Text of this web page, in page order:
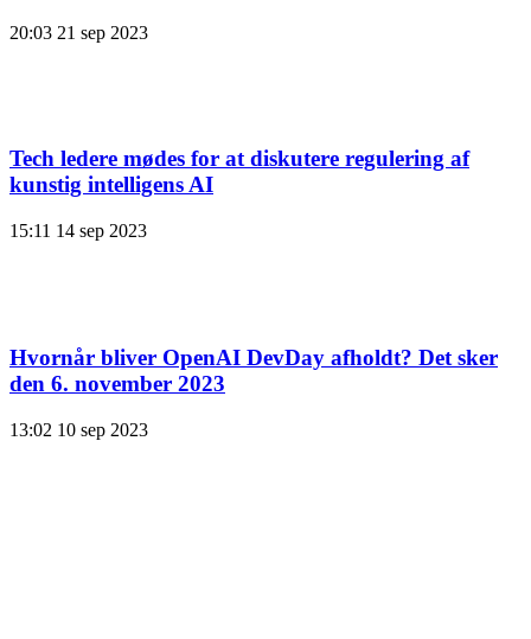
20:03 21 sep 2023
Tech ledere mødes for at diskutere regulering af
kunstig intelligens AI
15:11 14 sep 2023
Hvornår bliver OpenAI DevDay afholdt? Det sker
den 6. november 2023
13:02 10 sep 2023